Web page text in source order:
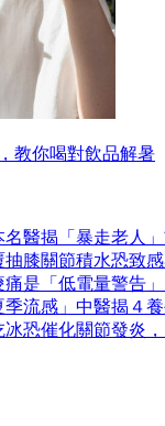
教你喝對飲品解暑
醫揭「暴走老人
膝關節積水恐致
是「低電量警告
流感」中醫揭４
恐催化關節發炎